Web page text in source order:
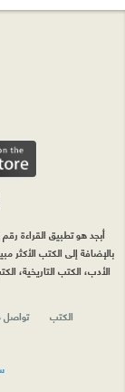
أبجد هو تطبيق القراءة
بالإضافة إلى الكتب الأكثر
الأدب، الكتب التاريخية،
الكتب
تواصل